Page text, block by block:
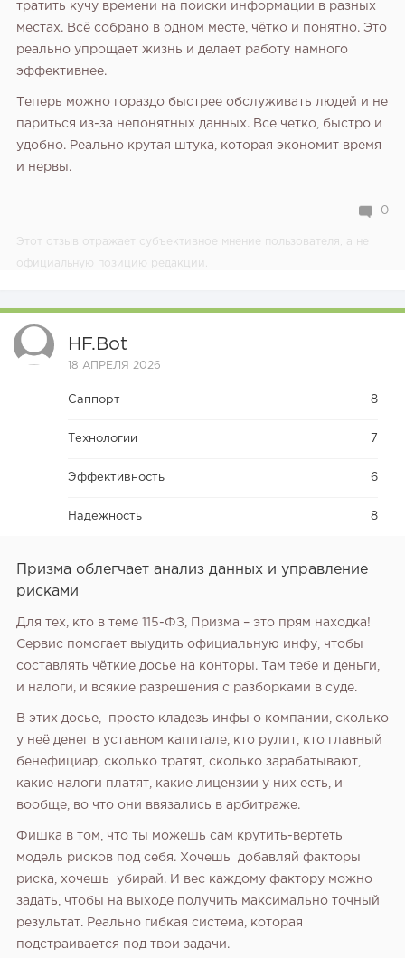
тратить кучу времени на поиски информации в разных
местах. Всё собрано в одном месте, чётко и понятно. Это
реально упрощает жизнь и делает работу намного
эффективнее.
Теперь можно гораздо быстрее обслуживать людей и не
париться из-за непонятных данных. Все четко, быстро и
удобно. Реально крутая штука, которая экономит время
и нервы.
0
Этот отзыв отражает субъективное мнение пользователя, а не
официальную позицию редакции.
HF.bot
18 АПРЕЛЯ 2026
Саппорт 8
Технологии 7
Эффективность 6
Надежность 8
Призма облегчает анализ данных и управление
рисками
Для тех, кто в теме 115-ФЗ, Призма – это прям находка!
Сервис помогает выудить официальную инфу, чтобы
составлять чёткие досье на конторы. Там тебе и деньги,
и налоги, и всякие разрешения с разборками в суде.
В этих досье, просто кладезь инфы о компании, сколько
у неё денег в уставном капитале, кто рулит, кто главный
бенефициар, сколько тратят, сколько зарабатывают,
какие налоги платят, какие лицензии у них есть, и
вообще, во что они ввязались в арбитраже.
Фишка в том, что ты можешь сам крутить-вертеть
модель рисков под себя. Хочешь добавляй факторы
риска, хочешь убирай. И вес каждому фактору можно
задать, чтобы на выходе получить максимально точный
результат. Реально гибкая система, которая
подстраивается под твои задачи.